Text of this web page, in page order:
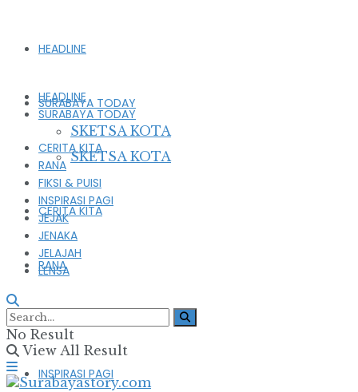
HEADLINE
SURABAYA TODAY
SKETSA KOTA
CERITA KITA
RANA
FIKSI & PUISI
INSPIRASI PAGI
HEADLINE
SURABAYA TODAY
SKETSA KOTA
CERITA KITA
RANA
FIKSI & PUISI
INSPIRASI PAGI
JEJAK
JENAKA
JELAJAH
LENSA
No Result
View All Result